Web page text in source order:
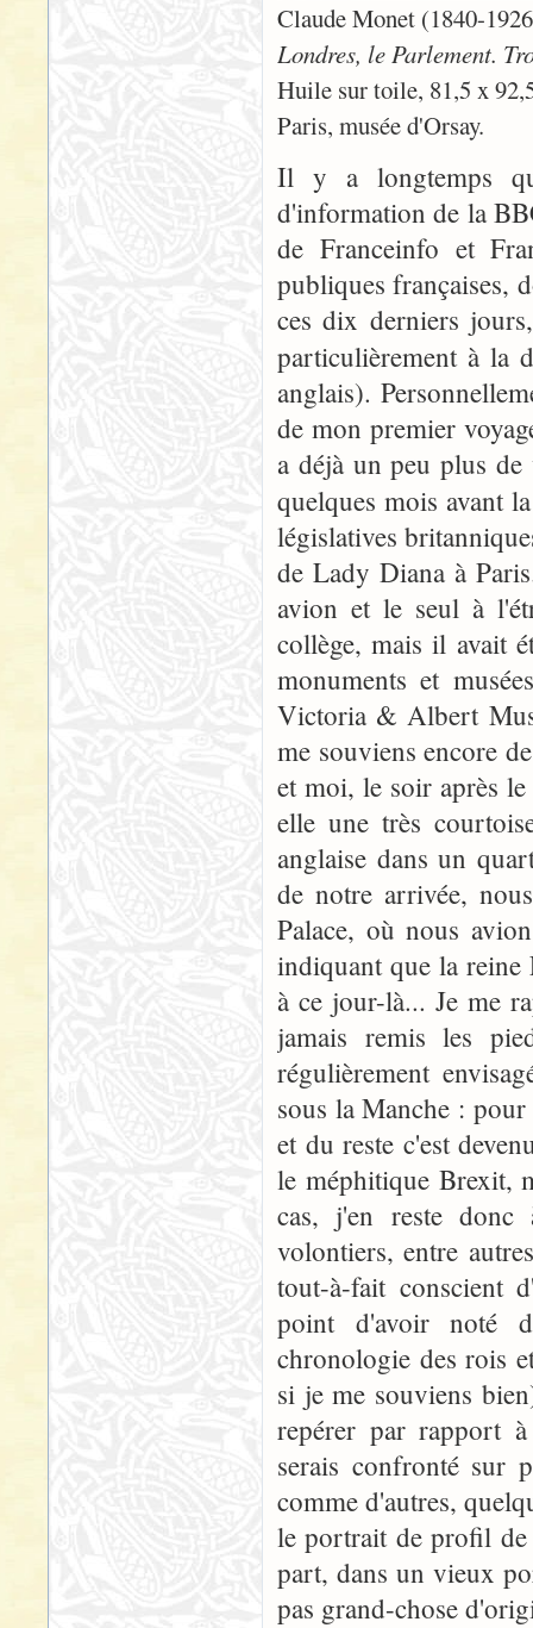
Claude Monet (1840-
Londres, le Parlement.
Huile sur toile, 81,5 x
Paris, musée d'Orsay.
Il y a longtemps
d'information de la
de Franceinfo et
publiques françaises,
ces dix derniers
particulièrement à la
anglais).
de mon premier
a déjà un peu plus
quelques mois avant
législatives
de Lady Diana à
avion et le seul à
collège, mais il avait
monuments et
Victoria & Albert
me souviens encore
et moi, le soir après
elle une très
anglaise dans un
de notre arrivée,
Palace, où nous
indiquant que la reine
à ce jour-là... Je me
jamais remis les
régulièrement
sous la Manche :
et du reste c'est
le méphitique Brexit,
cas, j'en reste donc
volontiers, entre
tout-à-fait conscient
point d'avoir noté
chronologie des rois
si je me souviens
repérer par rapport
serais confronté sur
comme d'autres,
le portrait de profil de
part, dans un vieux
pas grand-chose